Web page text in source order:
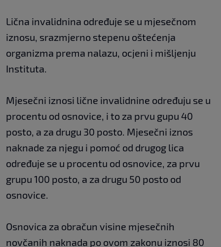
Lična invalidnina određuje se u mjesečnom
iznosu, srazmjerno stepenu oštećenja
organizma prema nalazu, ocjeni i mišljenju
Instituta.
Mjesečni iznosi lične invalidnine određuju se u
procentu od osnovice, i to za prvu gupu 40
posto, a za drugu 30 posto. Mjesečni iznos
naknade za njegu i pomoć od drugog lica
određuje se u procentu od osnovice, za prvu
grupu 100 posto, a za drugu 50 posto od
osnovice.
Osnovica za obračun visine mjesečnih
novčanih naknada po ovom zakonu iznosi 80